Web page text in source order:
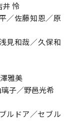
井 怜
／佐藤知恩／原
見和哉／久保和
雅美
子／野邑光希
ルドア／セブル